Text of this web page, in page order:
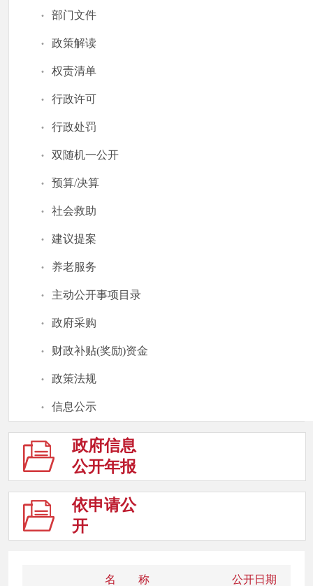
· 部门文件
· 政策解读
· 权责清单
· 行政许可
· 行政处罚
· 双随机一公开
· 预算/决算
· 社会救助
· 建议提案
· 养老服务
· 主动公开事项目录
· 政府采购
· 财政补贴(奖励)资金
· 政策法规
· 信息公示
政府信息
公开年报
依申请公
开
名 称 公开日期